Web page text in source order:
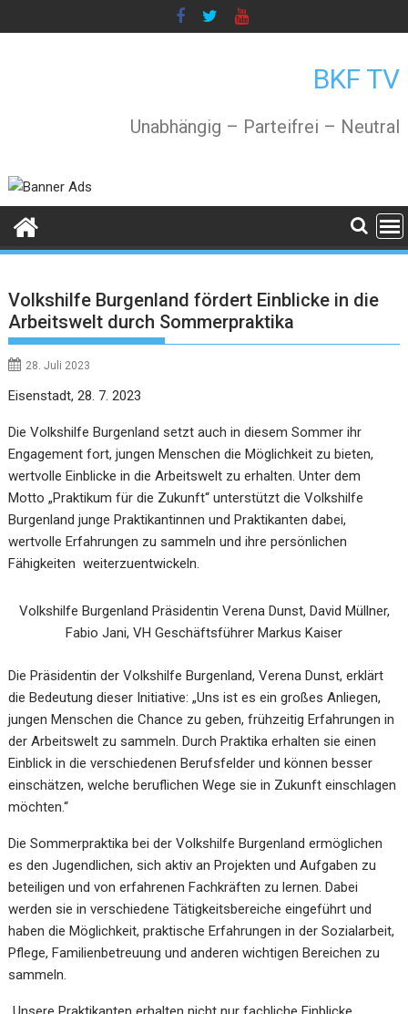
to
BKF TV
Unabhängig – Parteifrei – Neutral
Volkshilfe Burgenland fördert Einblicke in die
Arbeitswelt durch Sommerpraktika
28. Juli 2023
Eisenstadt, 28. 7. 2023
Die Volkshilfe Burgenland setzt auch in diesem Sommer ihr
Engagement fort, jungenMenschen die Möglichkeit zu bieten,
wertvolle Einblicke in die Arbeitswelt zuerhalten. Unter dem
Motto „Praktikum für die Zukunft“ unterstützt die Volkshilfe
Burgenland junge Praktikantinnen und Praktikanten dabei,
wertvolle Erfahrungen zusammeln und ihre persönlichen
Fähigkeiten weiterzuentwickeln.
Volkshilfe Burgenland Präsidentin Verena Dunst, David Müllner,
Fabio Jani, VH Geschäftsführer Markus Kaiser
Die Präsidentin der Volkshilfe Burgenland, Verena Dunst, erklärt
die Bedeutungdieser Initiative: „Uns ist es ein großes Anliegen,
jungen Menschen die Chance zu geben,frühzeitig Erfahrungen in
der Arbeitswelt zu sammeln. Durch Praktika erhalten sie einen
Einblick in die verschiedenen Berufsfelder und können besser
einschätzen, welcheberuflichen Wege sie in Zukunft einschlagen
möchten.“
Die Sommerpraktika bei der Volkshilfe Burgenland ermöglichen
es den Jugendlichen, sichaktiv an Projekten und Aufgaben zu
beteiligen und von erfahrenen Fachkräften zu lernen.Dabei
werden sie in verschiedene Tätigkeitsbereiche eingeführt und
haben die Möglichkeit,praktische Erfahrungen in der Sozialarbeit,
Pflege, Familienbetreuung und anderenwichtigen Bereichen zu
sammeln.